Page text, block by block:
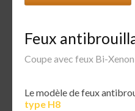
Feux
Coupe avec feux Bi-
Le modèle de feux
type H8